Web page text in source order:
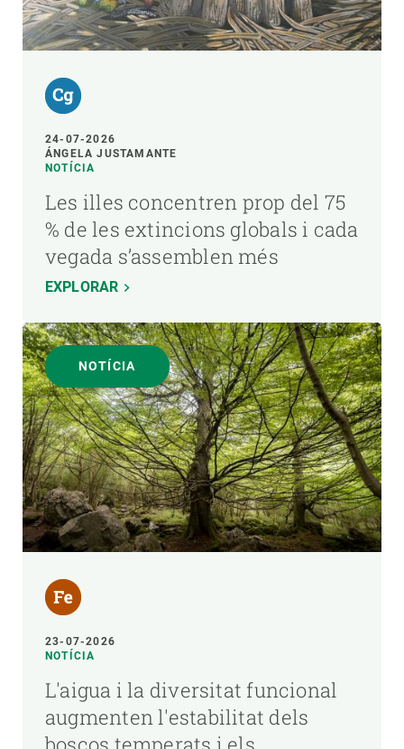
24-07-2026
ÁNGELA JUSTAMANTE
NOTÍCIA
Les illes concentren prop del 75
% de les extincions globals i cada
vegada s’assemblen més
EXPLORAR
NOTÍCIA
23-07-2026
NOTÍCIA
L'aigua i la diversitat funcional
augmenten l'estabilitat dels